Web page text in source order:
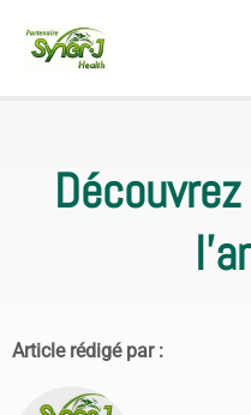
Article rédigé par :